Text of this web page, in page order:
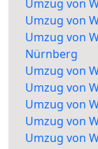
Umzug von
Umzug von
Umzug von
Nürnberg
Umzug von
Umzug von
Umzug von
Umzug von
Umzug von